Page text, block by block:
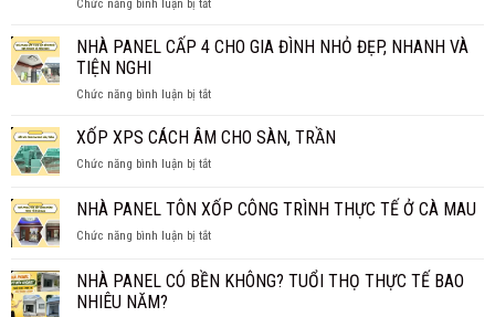
GIÁ
TIẾT
TIỀN
BÁO
NHẤT
Chức năng bình luận bị tắt
NÊN
PANEL
NHIỆT
TRẦN
THỐNG?
NHÀ PANEL CẤP 4 CHO GIA ĐÌNH NHỎ ĐẸP, NHANH VÀ
TIỆN NGHI
Chức năng bình luận bị tắtở
PANEL
4
GIA
NHỎ
NHANH
XỐP XPS CÁCH ÂM CHO SÀN, TRẦN
Chức năng bình luận bị tắtở
XPS
CÁCH
ÂM
SÀN,
NHÀ PANEL TÔN XỐP CÔNG TRÌNH THỰC TẾ Ở CÀ MAU
Chức năng bình luận bị tắtở
PANEL
TÔN
NHÀ PANEL CÓ BỀN KHÔNG? TUỔI THỌ THỰC TẾ BAO
NHIÊU NĂM?